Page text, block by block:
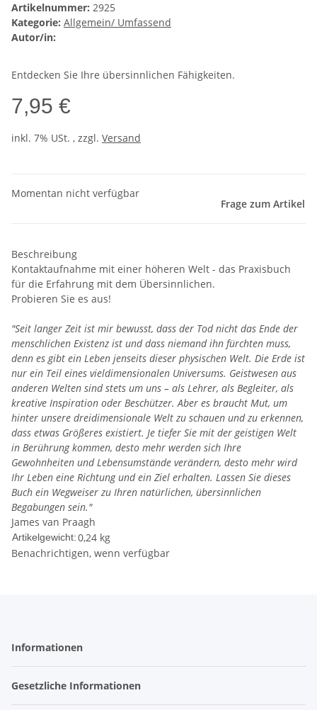
Artikelnummer: 2925
Kategorie: Allgemein/ Umfassend
Autor/in:
Entdecken Sie Ihre übersinnlichen Fähigkeiten.
7,95 €
inkl. 7% USt. , zzgl. Versand
Momentan nicht verfügbar
Frage zum Artikel
Beschreibung
Kontaktaufnahme mit einer höheren Welt - das Praxisbuch
für die Erfahrung mit dem Übersinnlichen.
Probieren Sie es aus!
"Seit langer Zeit ist mir bewusst, dass der Tod nicht das Ende der
menschlichen Existenz ist und dass niemand ihn fürchten muss,
denn es gibt ein Leben jenseits dieser physischen Welt. Die Erde ist
nur ein Teil eines vieldimensionalen Universums. Geistwesen aus
anderen Welten sind stets um uns – als Lehrer, als Begleiter, als
kreative Inspiration oder Beschützer. Aber es braucht Mut, um
hinter unsere dreidimensionale Welt zu schauen und zu erkennen,
dass etwas Größeres existiert. Je tiefer Sie mit der geistigen Welt
in Berührung kommen, desto mehr werden sich Ihre
Gewohnheiten und Lebensumstände verändern, desto mehr wird
Ihr Leben eine Richtung und ein Ziel erhalten. Lassen Sie dieses
Buch ein Wegweiser zu Ihren natürlichen, übersinnlichen
Begabungen sein."
James van Praagh
Artikelgewicht:0,24 kg
Benachrichtigen, wenn verfügbar
Informationen
Gesetzliche Informationen